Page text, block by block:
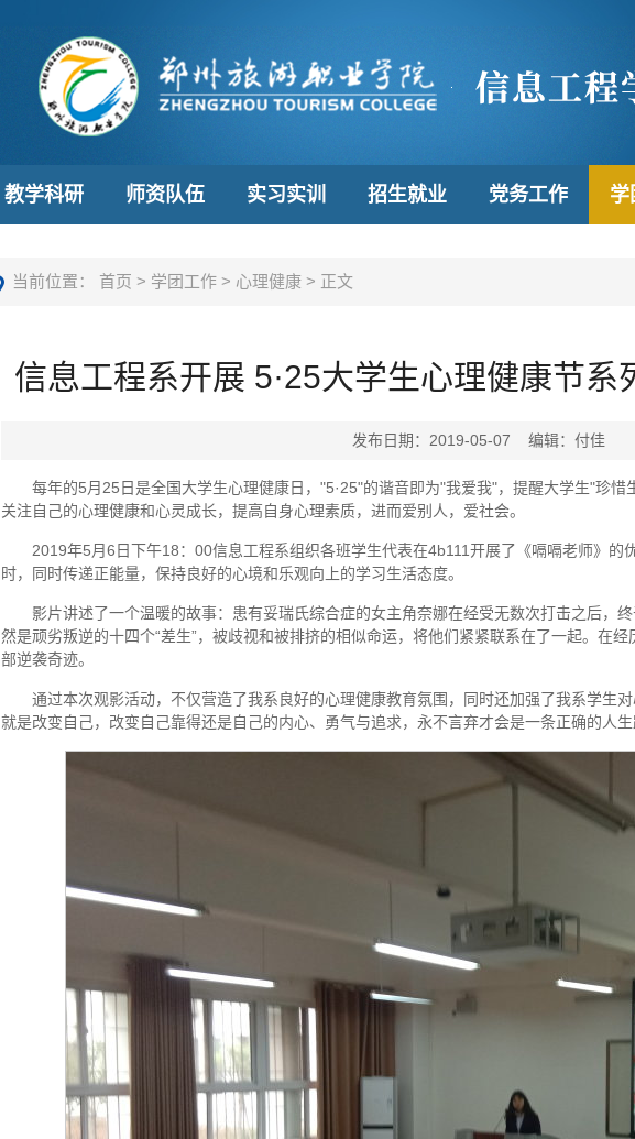
教学科研 师资队伍 实习实训 招生就业 党务工作 学
当前位置： 首页 > 学团工作 > 心理健康 > 正文
信息工程系开展 5·25大学生心理健康节
发布日期：2019-05-07 编辑：付佳
每年的5月25日是全国大学生心理健康日，"5·25"的谐音即为"我爱我"，提醒大学生"珍
关注自己的心理健康和心灵成长，提高自身心理素质，进而爱别人，爱社会。
2019年5月6日下午18：00信息工程系组织各班学生代表在4b111开展了《嗝嗝老师》
时，同时传递正能量，保持良好的心境和乐观向上的学习生活态度。
影片讲述了一个温暖的故事：患有妥瑞氏综合症的女主角奈娜在经受无数次打击之后，
然是顽劣叛逆的十四个“差生”，被歧视和被排挤的相似命运，将他们紧紧联系在了一起。在
部逆袭奇迹。
通过本次观影活动，不仅营造了我系良好的心理健康教育氛围，同时还加强了我系学生
就是改变自己，改变自己靠得还是自己的内心、勇气与追求，永不言弃才会是一条正确的人生